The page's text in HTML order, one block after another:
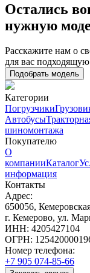
Остались
нужную
Расскажите нам о
для вас
Подобрать модель
Категории
Погрузчики
Автобусы
шиномонтажа
Покупателю
О
компанииКаталог
информация
Контакты
Адрес:
650056,
г. Кемерово, ул.
ИНН: 4205427104
ОГРН:
Номер телефона:
+7 905 074-85-66